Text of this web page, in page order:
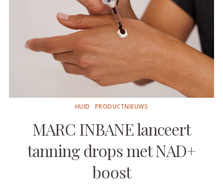
HUID PRODUCTNIEUWS
MARC INBANE lanceert
tanning drops met NAD+
boost